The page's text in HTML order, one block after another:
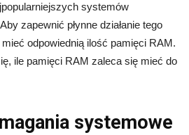
systemów
zapewnić płynne działanie tego
odpowiednią ilość pamięci RAM.
ile pamięci RAM zaleca się mieć do
systemowe